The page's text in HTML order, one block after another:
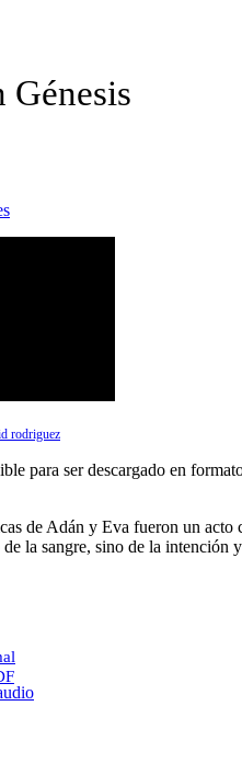
rodriguez
para ser descargado en
de Adán y Eva fueron un
la sangre, sino de la